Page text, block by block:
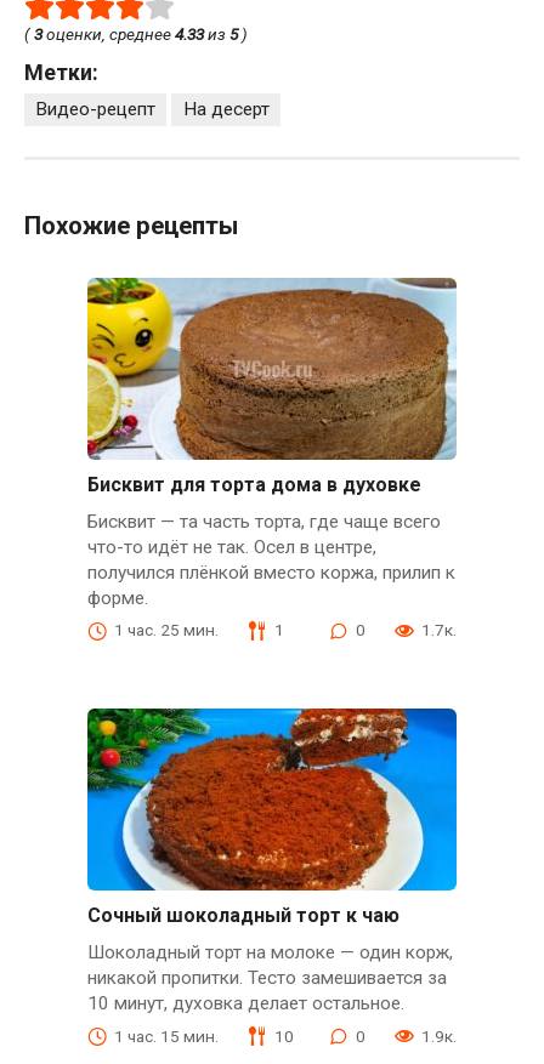
(3оценки, среднее4.33из 5)
Метки:
Видео-рецепт На десерт
Похожие рецепты
Бисквит для торта дома в духовке
Бисквит — та часть торта, где чаще всего
что-то идёт не так. Осел в центре,
получился плёнкой вместо коржа, прилип к
форме.
1 час. 25 мин. 1 0 1.7к.
Сочный шоколадный торт к чаю
Шоколадный торт на молоке — один корж,
никакой пропитки. Тесто замешивается за
10 минут, духовка делает остальное.
1 час. 15 мин. 10 0 1.9к.